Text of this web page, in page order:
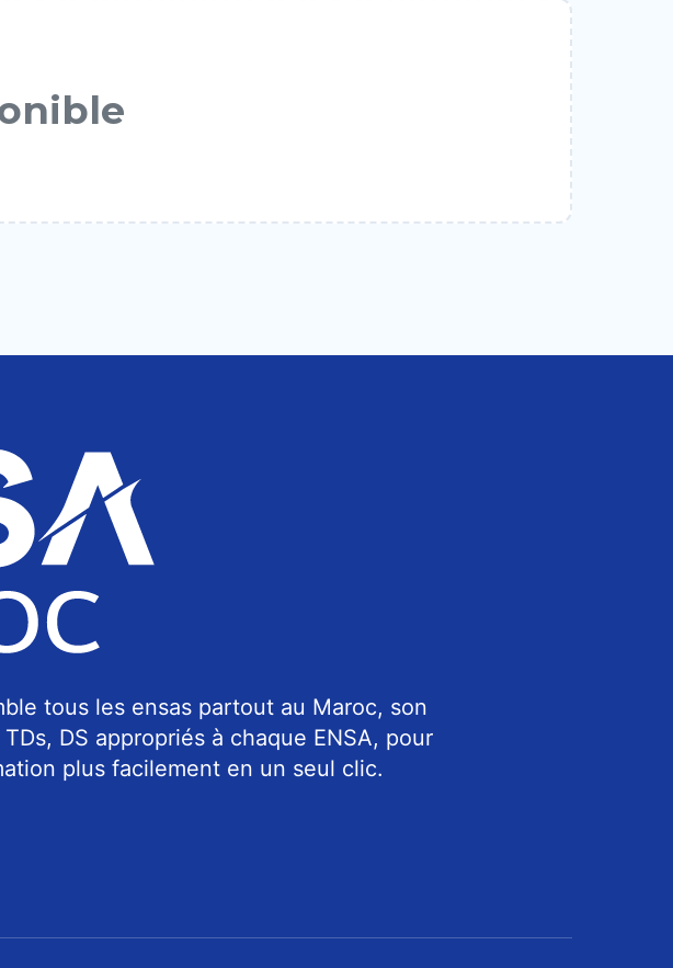
tous les ensas partout au Maroc, son
DS appropriés à chaque ENSA, pour
plus facilement en un seul clic.